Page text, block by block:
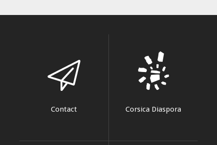
Contact Corsica Diaspora